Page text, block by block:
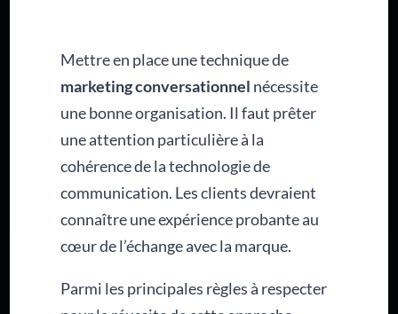
Mettre en place une technique de
marketing conversationnel nécessite
une bonne organisation. Il faut prêter
une attention particulière à la
cohérence de la technologie de
communication. Les clients devraient
connaître une expérience probante au
cœur de l’échange avec la marque.
Parmi les principales règles à respecter